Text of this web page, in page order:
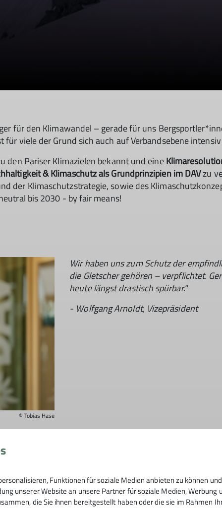
für den Klimawandel – gerade für uns
für viele der Grund sich auch auf Verbandsebene
den Pariser Klimazielen bekannt und eine
& Klimaschutz als Grundprinzipien im DAVzu
der Klimaschutzstrategie, sowie des
bis 2030 - by fair means!
© Tobias Hase
Wir haben uns zum Schutz der
die Gletscher gehören – verpflichtet.
heute längst drastisch spürbar."
- Wolfgang Arnoldt, Vizepräsident
ist ein wichtiger Baustein auf dem Weg zur
Berge schon in Laufweite vor der Haustür?
Funktionen für soziale Medien anbieten zu können
unserer Website an unsere Partner für soziale Medien, Werbung
die Sie ihnen bereitgestellt haben oder die sie im Rahmen